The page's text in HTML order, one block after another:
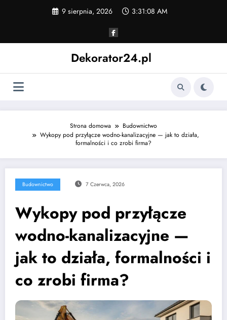
9 sierpnia, 2026 3:31:09 AM
Dekorator24.pl
Strona domowa
Budownictwo
Wykopy pod przyłącze wodno-kanalizacyjne — jak to działa,
formalności i co zrobi firma?
Budownictwo 7 Czerwca, 2026
Wykopy pod przyłącze
wodno-kanalizacyjne —
jak to działa, formalności i
co zrobi firma?